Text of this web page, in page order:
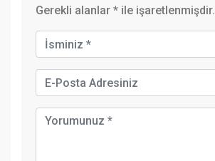
Gerekli alanlar * ile işaretlenmişdir.